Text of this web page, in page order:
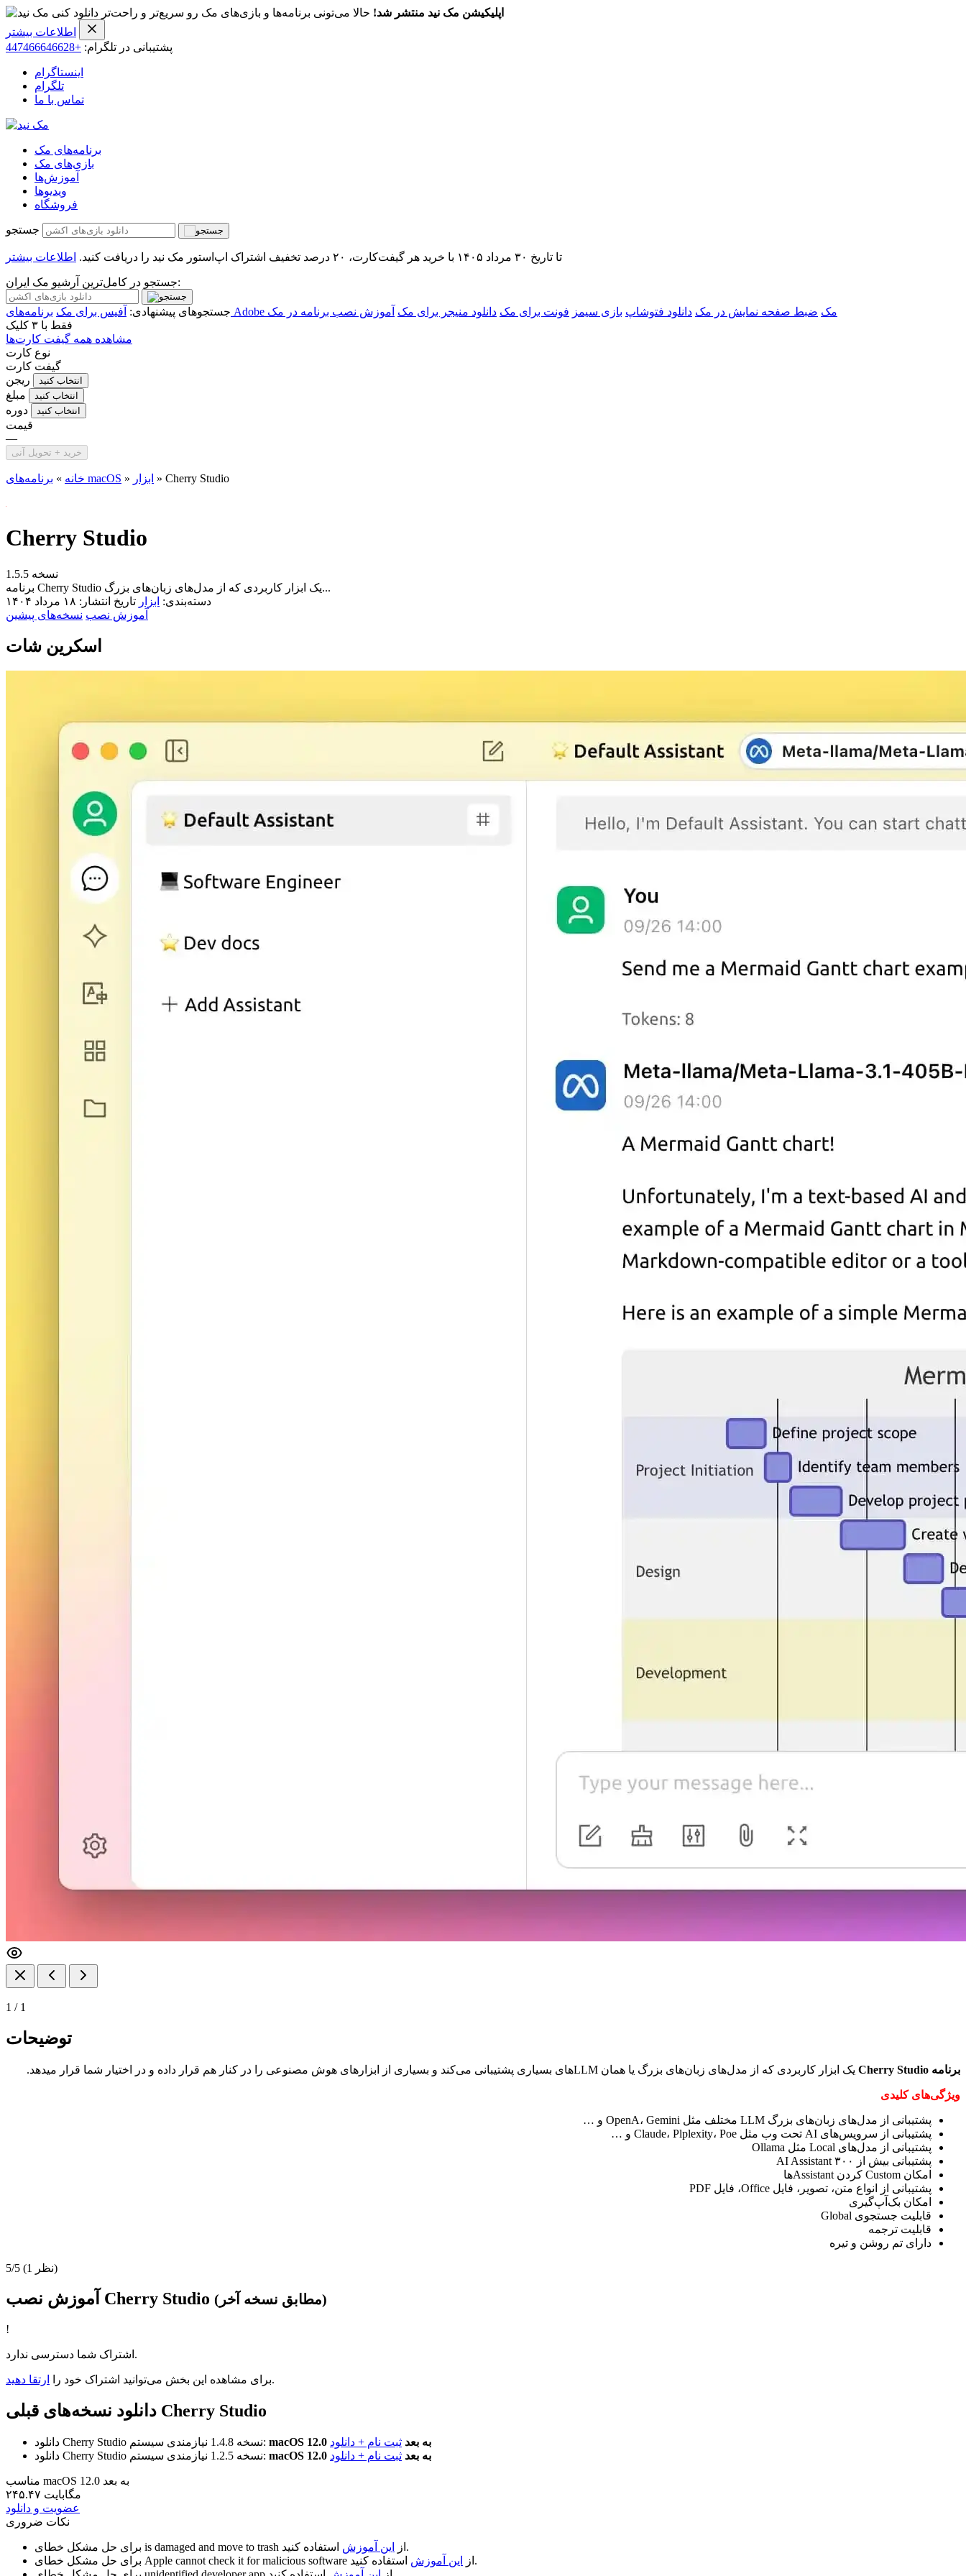
اپلیکیشن مک نید منتشر شد! حالا می‌تونی برنامه‌ها و بازی‌های مک رو سریع‌تر و راحت‌تر دانلود کنی
اطلاعات بیشتر
پشتیبانی در تلگرام: +447466646628
اینستاگرام
تلگرام
تماس با ما
برنامه‌های مک
بازی‌های مک
آموزش‌ها
ویدیو‌ها
فروشگاه
جستجو
تا تاریخ ۳۰ مرداد ۱۴۰۵ با خرید هر گیفت‌کارت، ۲۰ درصد تخفیف اشتراک اپ‌استور مک نید را دریافت کنید. اطلاعات بیشتر
جستجو در کامل‌ترین آرشیو مک ایران:
جستجوهای پیشنهادی: آفیس برای مک برنامه‌های Adobe مک ضبط صفحه نمایش در مک دانلود فتوشاپ بازی سیمز فونت برای مک دانلود منیجر برای مک آموزش نصب برنامه در مک
فقط با ۳ کلیک
مشاهده همه گیفت کارت‌ها
نوع کارت
گیفت کارت
ریجن
انتخاب کنید
مبلغ انتخاب کنید
دوره انتخاب کنید
قیمت
—
خرید + تحویل آنی
خانه » برنامه‌های macOS » ابزار » Cherry Studio
Cherry Studio
نسخه 1.5.5
برنامه Cherry Studio یک ابزار کاربردی که از مدل‌های زبان‌های بزرگ...
دسته‌بندی: ابزار تاریخ انتشار: ۱۸ مرداد ۱۴۰۴
آموزش نصب نسخه‌های پیشین
اسکرین شات
1 / 1
توضیحات
برنامه Cherry Studio یک ابزار کاربردی که از مدل‌های زبان‌های بزرگ یا همان LLMهای بسیاری پشتیبانی می‌کند و بسیاری از ابزار‌های هوش مصنوعی را در کنار هم قرار داده و در اختیار شما قرار میدهد.
ویژگی‌های کلیدی
پشتیبانی از مدل‌های زبان‌های بزرگ LLM مختلف مثل OpenA، Gemini و …
پشتیبانی از سرویس‌های AI تحت وب مثل Claude، Plplexity، Poe و …
پشتیبانی از مدل‌های Local مثل Ollama
پشتیبانی بیش از ۳۰۰ AI Assistant
امکان Custom کردن Assistantها
پشتیبانی از انواع متن، تصویر، فایل Office، فایل PDF
امکان بک‌آپ‌گیری
قابلیت جستجوی Global
قابلیت ترجمه
دارای تم روشن و تیره
5/5 (1 نظر)
آموزش نصب Cherry Studio (مطابق نسخه آخر)
!
اشتراک شما دسترسی ندارد.
برای مشاهده این بخش می‌توانید اشتراک خود را ارتقا دهید .
دانلود نسخه‌های قبلی Cherry Studio
دانلود Cherry Studio نسخه 1.4.8نیازمندی سیستم: macOS 12.0 به بعد ثبت نام + دانلود
دانلود Cherry Studio
نسخه 1.2.5نیازمندی سیستم: macOS 12.0 به بعد ثبت نام + دانلود
مناسب macOS 12.0 به بعد
۲۴۵.۴۷ مگابایت
عضویت و دانلود
نکات ضروری
is damaged and move to trash از این آموزش
استفاده کنید.
Apple cannot check it for malicious software از این آموزش
استفاده کنید.